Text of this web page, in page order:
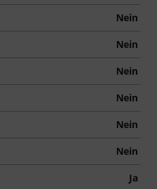
Nein
Nein
Nein
Nein
Nein
Nein
Ja